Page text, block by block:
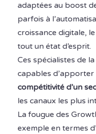
adaptées au boost
parfois à
croissance digitale,
tout un état d’esprit.
Ces spécialistes de
capables d’apporter
compétitivité d’un
les canaux les plus
La fougue des
exemple en termes